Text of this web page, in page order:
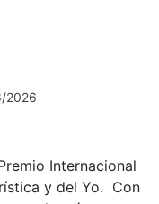
2026
Internacional
y del Yo. Con